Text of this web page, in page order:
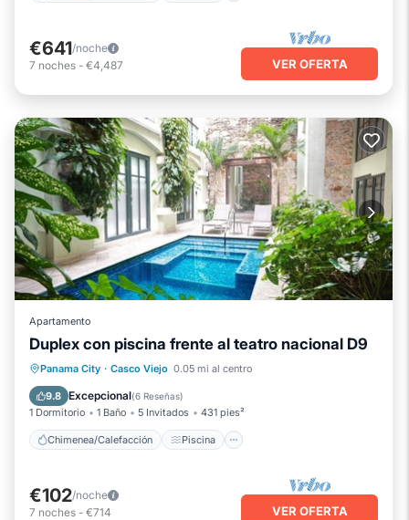
€641/noche
7 noches - €4,487 VER OFERTA
Apartamento
Duplex con piscina frente al teatro nacional D9
Panama City · Casco Viejo 0.05 mi al centro
9.8 Excepcional(6 Reseñas)
1 Dormitorio 1 Baño 5 Invitados 431 pies²
Chimenea/Calefacción Piscina
Chimenea/Calefacción
Piscina
Balcón/Terraza
€102/noche
7 noches - €714 VER OFERTA